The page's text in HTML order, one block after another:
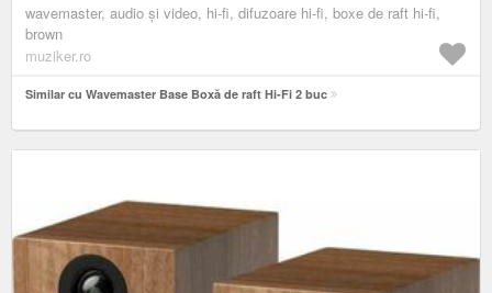
wavemaster, audio și video, hi-fi, difuzoare hi-fi, boxe de raft hi-fi,
brown
muziker.ro
Similar cu Wavemaster Base Boxă de raft Hi-Fi 2 buc